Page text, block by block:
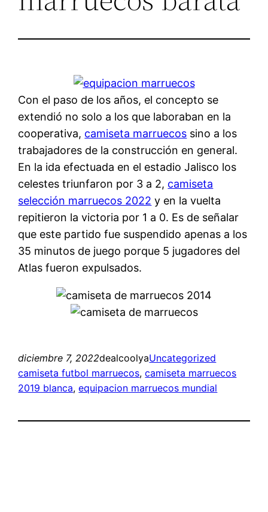
Con el paso de los años, el concepto se
extendió no solo a los que laboraban en la
cooperativa, camiseta marruecos sino a los
trabajadores de la construcción en general.
En la ida efectuada en el estadio Jalisco los
celestes triunfaron por 3 a 2, camiseta
selección marruecos 2022 y en la vuelta
repitieron la victoria por 1 a 0. Es de señalar
que este partido fue suspendido apenas a los
35 minutos de juego porque 5 jugadores del
Atlas fueron expulsados.
diciembre 7, 2022dealcoolyaUncategorized
camiseta futbol marruecos, camiseta marruecos
2019 blanca, equipacion marruecos mundial